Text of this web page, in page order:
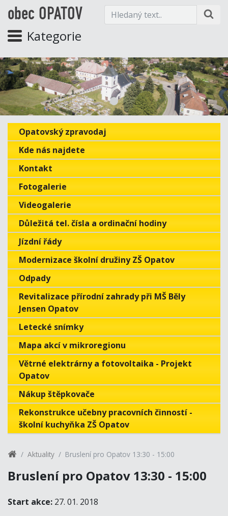
obec OPATOV
Kategorie
Opatovský zpravodaj
Kde nás najdete
Kontakt
Fotogalerie
Videogalerie
Důležitá tel. čísla a ordinační hodiny
Jízdní řády
Modernizace školní družiny ZŠ Opatov
Odpady
Revitalizace přírodní zahrady při MŠ Běly
Jensen Opatov
Letecké snímky
Mapa akcí v mikroregionu
Větrné elektrárny a fotovoltaika - Projekt
Opatov
Nákup štěpkovače
Rekonstrukce učebny pracovních činností -
školní kuchyňka ZŠ Opatov
Aktuality Bruslení pro Opatov 13:30 - 15:00
Bruslení pro Opatov 13:30 - 15:00
Start akce: 27. 01. 2018